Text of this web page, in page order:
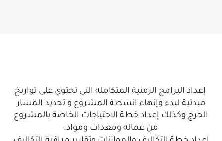
إعداد البرامج الزمنية المتكاملة التي تحتوي على تواريخ
مبدئية لبدء وإنهاء انشطة المشروع و تحديد المسار
الحرج وكذلك إعداد خطة الاحتياجات الخاصة بالمشروع
من عمالة ومعدات ومواد.